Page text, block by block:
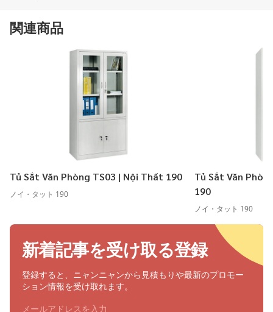
関連商品
Tủ Sắt Văn Phòng TS03 | Nội Thất 190
ノイ・タット 190
Tủ Sắt Văn
190
ノイ・タット 190
新着記事を受け取る登録
登録すると、ニャンニャンから見積もりや最新のプロモー
ション情報を受け取れます。